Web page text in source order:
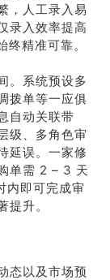
，人工录入易
录入效率提高
精准可靠。
。系统预设多
拨单等一应俱
自动关联带
级、多角色审
延误。一家修
单需 2 – 3 天
内即可完成审
升。
态以及市场预